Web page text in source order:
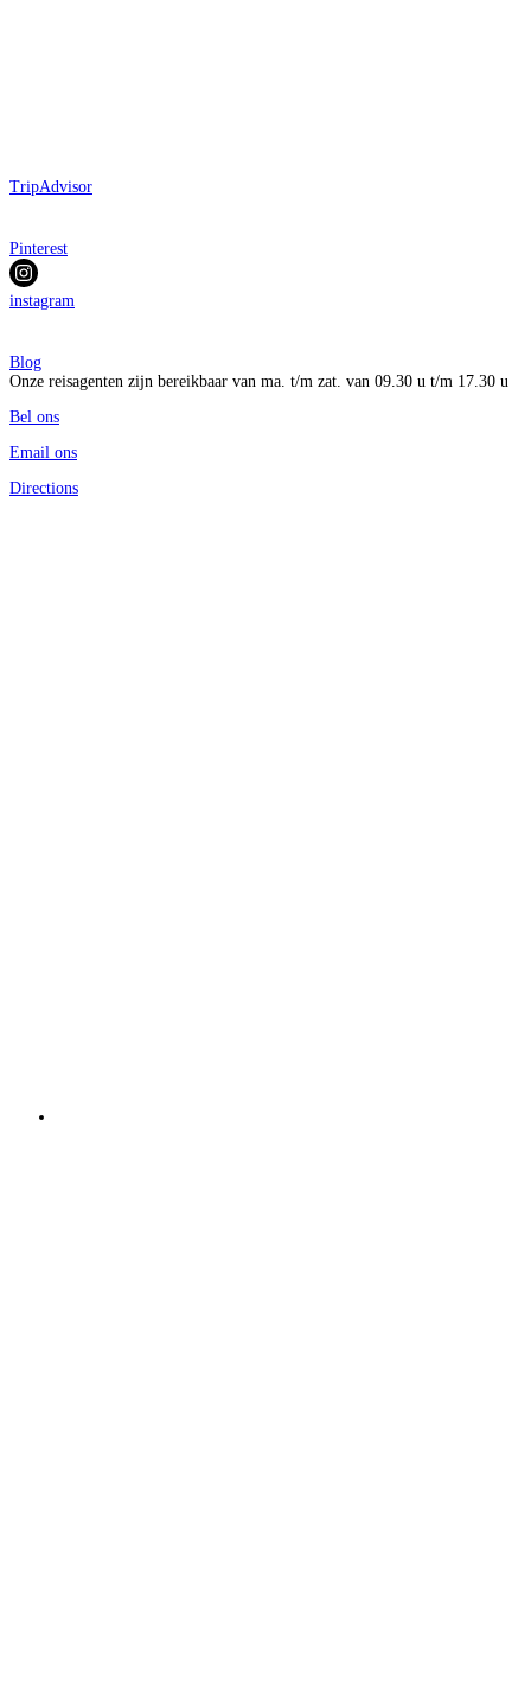
TripAdvisor
Pinterest
instagram
Blog
Onze reisagenten zijn bereikbaar van ma. t/m zat. van 09.30 u t/m 17.30 u
Bel ons
Email ons
Directions